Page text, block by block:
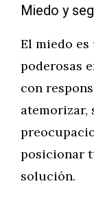
Miedo y
El miedo es
poderosas
con
atemorizar,
posicionar
solución.